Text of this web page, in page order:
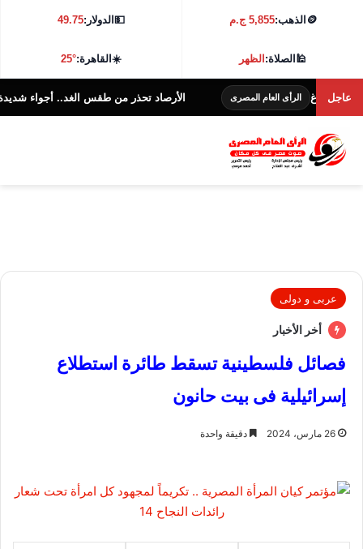
🪙 الذهب:5,855 ج.م 💵الدولار:49.75
🕌الصلاة:الظهر ☀️القاهرة:25°
عاجلالرأى العام المصرى الأرصاد تحذر من طقس الغد.. أجواء شديدة الحرارة و38 درجة
عربى و دولى
أخر الأخبار
فصائل فلسطينية تسقط طائرة استطلاع
إسرائيلية فى بيت حانون
26 مارس، 2024 دقيقة واحدة